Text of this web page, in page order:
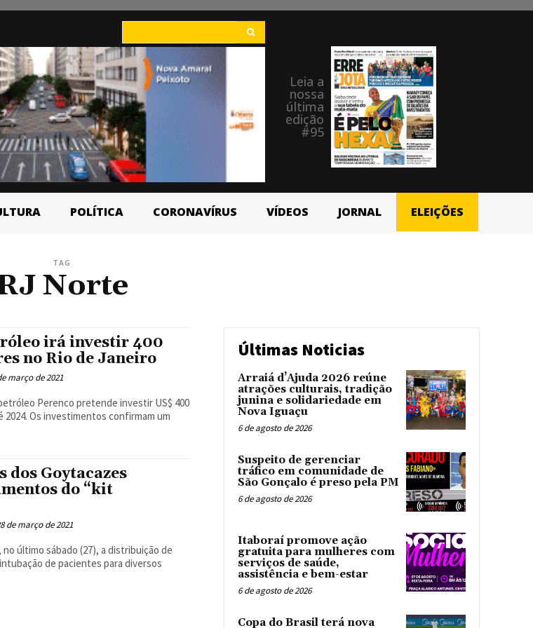
Leia a
nossa
última
edição
#95
POLÍTICA CORONAVÍRUS VÍDEOS JORNAL ELEIÇÕES
TAG
Norte
irá investir 400
no Rio de Janeiro
março de 2021
Perenco pretende investir US$ 400
2024. Os investimentos confirmam um
dos Goytacazes
do “kit
de março de 2021
último sábado (27), a distribuição de
de pacientes para diversos
Últimas Noticias
Arraiá d’Ajuda 2026 reúne
atrações culturais, tradição
junina e solidariedade em
Nova Iguaçu
6 de agosto de 2026
Suspeito de gerenciar
tráfico em comunidade de
São Gonçalo é preso pela PM
6 de agosto de 2026
Itaboraí promove ação
gratuita para mulheres com
serviços de saúde,
assistência e bem-estar
6 de agosto de 2026
Copa do Brasil terá nova